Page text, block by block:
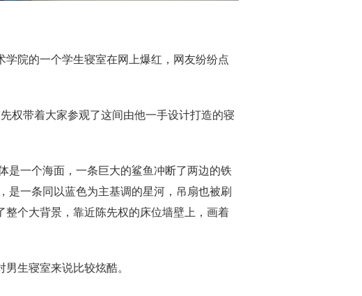
院的一个学生寝室在网上爆红，网友纷纷点
权带着大家参观了这间由他一手设计打造的寝
是一个海面，一条巨大的鲨鱼冲断了两边的铁
是一条同以蓝色为主基调的星河，吊扇也被刷
个大背景，靠近陈先权的床位墙壁上，画着
生寝室来说比较炫酷。